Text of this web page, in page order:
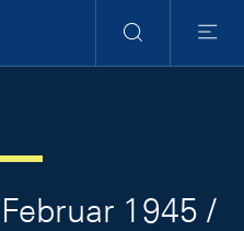
Ricerca
Menu
1945 /